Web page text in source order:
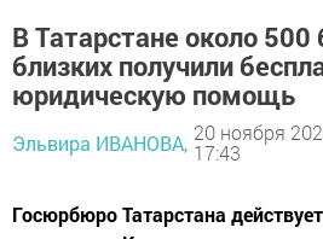
В Татарстане около
близких получили
юридическую помощь
Эльвира ИВАНОВА, 20 ноября
17:43
Госюрбюро Татарстана